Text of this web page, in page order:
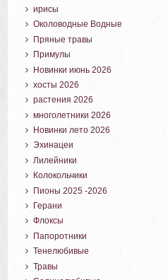
ирисы
Околоводные Водные
Пряные травы
Примулы
Новинки июнь 2026
хосты 2026
растения 2026
многолетники 2026
Новинки лето 2026
Эхинацеи
Лилейники
Колокольчики
Пионы 2025 -2026
Герани
Флоксы
Папоротники
Тенелюбивые
Травы